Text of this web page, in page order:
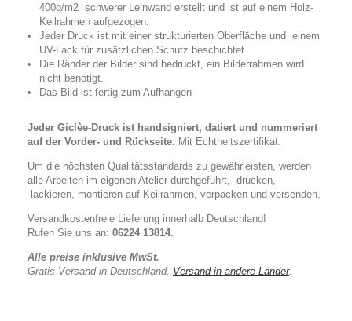
400g/m2 schwerer Leinwand erstellt und ist auf einem Holz-
Keilrahmen aufgezogen.
Jeder Druck ist mit einer strukturierten Oberfläche und einem
UV-Lack für zusätzlichen Schutz beschichtet.
Die Ränder der Bilder sind bedruckt, ein Bilderrahmen wird
nicht benötigt.
Das Bild ist fertig zum Aufhängen
Jeder Giclèe-Druck ist handsigniert, datiert und nummeriert
auf der Vorder- und Rückseite. Mit Echtheitszertifikat.
Um die höchsten Qualitätsstandards zu gewährleisten, werden
alle Arbeiten im eigenen Atelier durchgeführt, drucken,
lackieren, montieren auf Keilrahmen, verpacken und versenden.
Versandkostenfreie Lieferung innerhalb Deutschland!
Rufen Sie uns an: 06224 13814.
Alle preise inklusive MwSt.
Gratis Versand in Deutschland. Versand in andere Länder.